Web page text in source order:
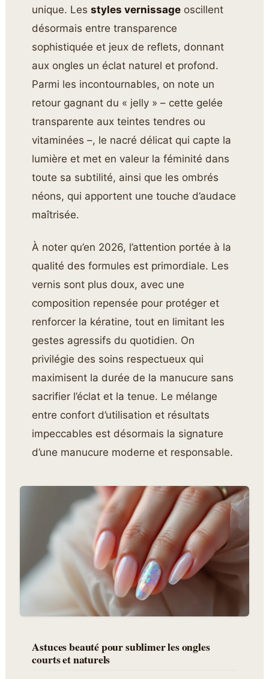
unique. Lesstyles vernissage oscillent
désormais entre transparence
sophistiquée et jeux de reflets, donnant
aux ongles un éclat naturel et profond.
Parmi les incontournables, on note un
retour gagnant du « jelly » – cette gelée
transparente aux teintes tendres ou
vitaminées –, le nacré délicat qui capte la
lumière et met en valeur la féminité dans
toute sa subtilité, ainsi que les ombrés
néons, qui apportent une touche d’audace
maîtrisée.
À noter qu’en 2026, l’attention portée à la
qualité des formules est primordiale. Les
vernis sont plus doux, avec une
composition repensée pour protéger et
renforcer la kératine, tout en limitant les
gestes agressifs du quotidien. On
privilégie des soins respectueux qui
maximisent la durée de la manucure sans
sacrifier l’éclat et la tenue. Le mélange
entre confort d’utilisation et résultats
impeccables est désormais la signature
d’une manucure moderne et responsable.
Astuces beauté pour sublimer les ongles
courts et naturels